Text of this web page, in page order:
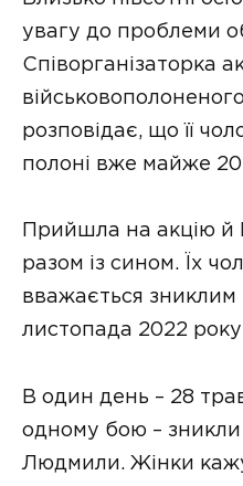
увагу до проблеми
Співорганізаторка
розповідає, що її
полоні вже майже 20
Прийшла на акцію й
разом із сином. Їх
вважається зниклим
листопада 2022
В один день – 28
одному бою – зникли
Людмили. Жінки